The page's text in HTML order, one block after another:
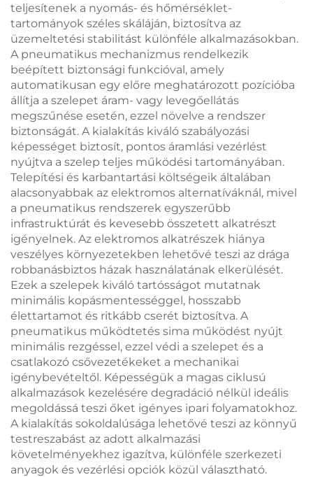
teljesítenek a nyomás- és hőmérséklet-
tartományok széles skáláján, biztosítva az
üzemeltetési stabilitást különféle alkalmazásokban.
A pneumatikus mechanizmus rendelkezik
beépített biztonsági funkcióval, amely
automatikusan egy előre meghatározott pozícióba
állítja a szelepet áram- vagy levegőellátás
megszűnése esetén, ezzel növelve a rendszer
biztonságát. A kialakítás kiváló szabályozási
képességet biztosít, pontos áramlási vezérlést
nyújtva a szelep teljes működési tartományában.
Telepítési és karbantartási költségeik általában
alacsonyabbak az elektromos alternatíváknál, mivel
a pneumatikus rendszerek egyszerűbb
infrastruktúrát és kevesebb összetett alkatrészt
igényelnek. Az elektromos alkatrészek hiánya
veszélyes környezetekben lehetővé teszi az drága
robbanásbiztos házak használatának elkerülését.
Ezek a szelepek kiváló tartósságot mutatnak
minimális kopásmentességgel, hosszabb
élettartamot és ritkább cserét biztosítva. A
pneumatikus működtetés sima működést nyújt
minimális rezgéssel, ezzel védi a szelepet és a
csatlakozó csővezetékeket a mechanikai
igénybevételtől. Képességük a magas ciklusú
alkalmazások kezelésére degradáció nélkül ideális
megoldássá teszi őket igényes ipari folyamatokhoz.
A kialakítás sokoldalúsága lehetővé teszi az könnyű
testreszabást az adott alkalmazási
követelményekhez igazítva, különféle szerkezeti
anyagok és vezérlési opciók közül választható.